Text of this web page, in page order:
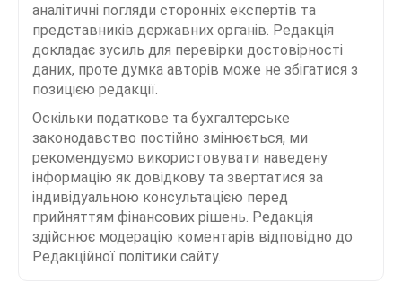
аналітичні погляди сторонніх експертів та
представників державних органів. Редакція
докладає зусиль для перевірки достовірності
даних, проте думка авторів може не збігатися з
позицією редакції.
Оскільки податкове та бухгалтерське
законодавство постійно змінюється, ми
рекомендуємо використовувати наведену
інформацію як довідкову та звертатися за
індивідуальною консультацією перед
прийняттям фінансових рішень. Редакція
здійснює модерацію коментарів відповідно до
Редакційної політики сайту.